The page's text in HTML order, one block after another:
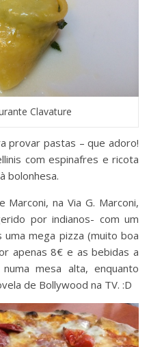
Clavature
provar pastas – que adoro!
com espinafres e ricota
bolonhesa.
na Via G. Marconi,
por indianos- com um
mega pizza (muito boa
apenas 8€ e as bebidas a
mesa alta, enquanto
de Bollywood na TV. :D